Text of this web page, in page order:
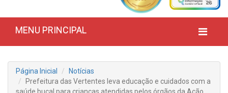
MENU PRINCIPAL
Página Inicial
Notícias
Prefeitura das Vertentes leva educação e cuidados com a